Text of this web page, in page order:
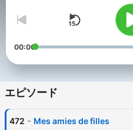
00:00
エピソード
472 - Mes amies de filles